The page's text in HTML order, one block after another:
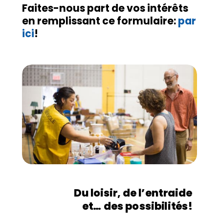
Faites-nous part de vos intérêts
en remplissant ce formulaire:par
ici!
Du loisir, de l’entraide
et… des possibilités!